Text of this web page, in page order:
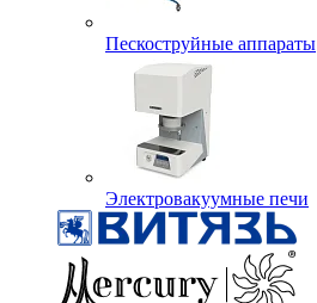
Пескоструйные аппараты
Электровакуумные печи